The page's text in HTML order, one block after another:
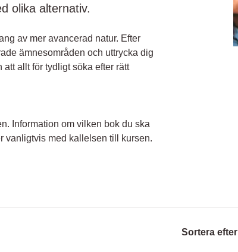
olika alternativ.
av mer avancerad natur. Efter
ämnesområden och uttrycka dig
allt för tydligt söka efter rätt
Information om vilken bok du ska
vanligtvis med kallelsen till kursen.
Sortera efter